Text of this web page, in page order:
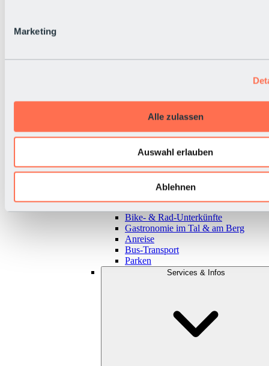
Marketing
Alle zulassen
Auswahl erlauben
Ablehnen
Zurück
Bike- & Rad-Unterkünfte
Gastronomie im Tal & am Berg
Anreise
Bus-Transport
Parken
Services & Infos